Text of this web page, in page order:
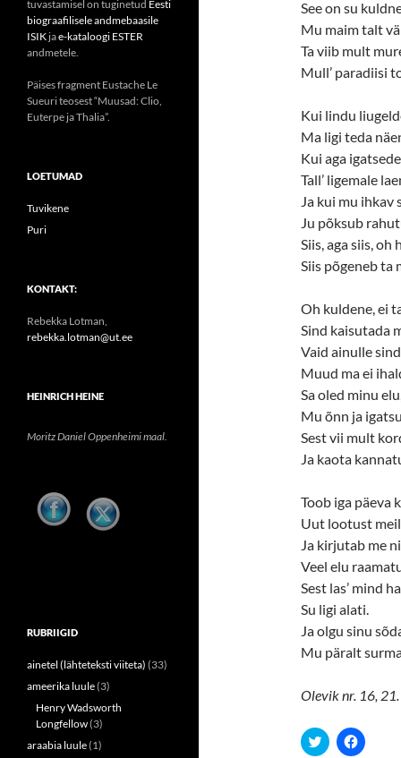
See on su
Mu maim talt
Ta viib mult
Mull’ paradiisi
Kui lindu
Ma ligi teda
Kui aga
Tall’ ligemale
Ja kui mu ihkav
Ju põksub
Siis, aga siis, oh
Siis põgeneb ta
Oh kuldene, ei
Sind kaisutada
Vaid ainulle
Muud ma ei
Sa oled minu
Mu õnn ja
Sest vii mult
Ja kaota
Toob iga päeva
Uut lootust
Ja kirjutab me
Veel elu
Sest las’ mind
Su ligi alati.
Ja olgu sinu
Mu päralt
Olevik nr. 16,
C
l
C
l
tuvastamisel on tuginetud Eesti
biograafilisele andmebaasile
ISIK jae-kataloogi ESTER
andmetele.
Päises fragment Eustache Le
Sueuri teosest “Muusad: Clio,
Euterpe ja Thalia”.
LOETUMAD
Tuvikene
Puri
KONTAKT:
Rebekka Lotman,
rebekka.lotman@ut.ee
HEINRICH HEINE
Moritz Daniel Oppenheimi maal.
RUBRIIGID
ainetel (lähteteksti viiteta) (33)
ameerika luule(3)
Henry Wadsworth
Longfellow(3)
araabia luule(1)